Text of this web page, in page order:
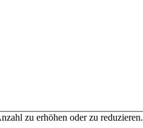
zu erhöhen oder zu reduzieren.